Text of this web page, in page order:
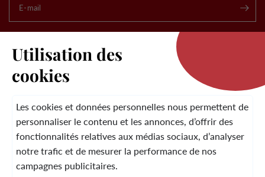
E-mail
LA MARQUE
SERVICE CLIENT
Utilisation des
cookies
Les cookies et données personnelles nous permettent de
personnaliser le contenu et les annonces, d’offrir des
fonctionnalités relatives aux médias sociaux, d’analyser
notre trafic et de mesurer la performance de nos
campagnes publicitaires.